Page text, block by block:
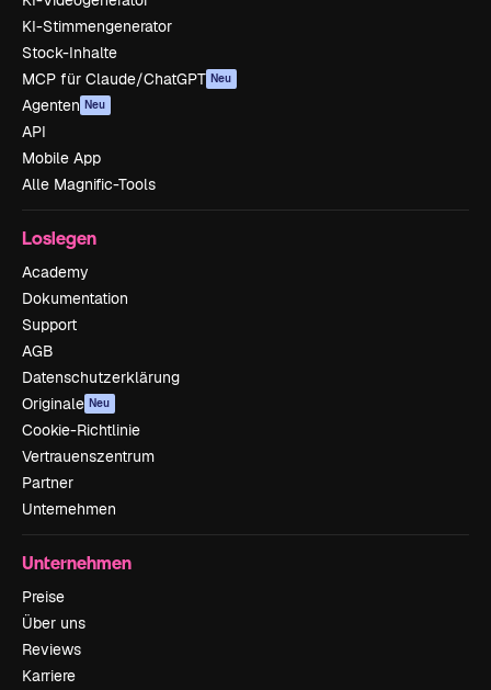
KI-Stimmengenerator
Stock-Inhalte
MCP für Claude/ChatGPT Neu
Agenten Neu
API
Mobile App
Alle Magnific-Tools
Loslegen
Academy
Dokumentation
Support
AGB
Datenschutzerklärung
Originale Neu
Cookie-Richtlinie
Vertrauenszentrum
Partner
Unternehmen
Unternehmen
Preise
Über uns
Reviews
Karriere